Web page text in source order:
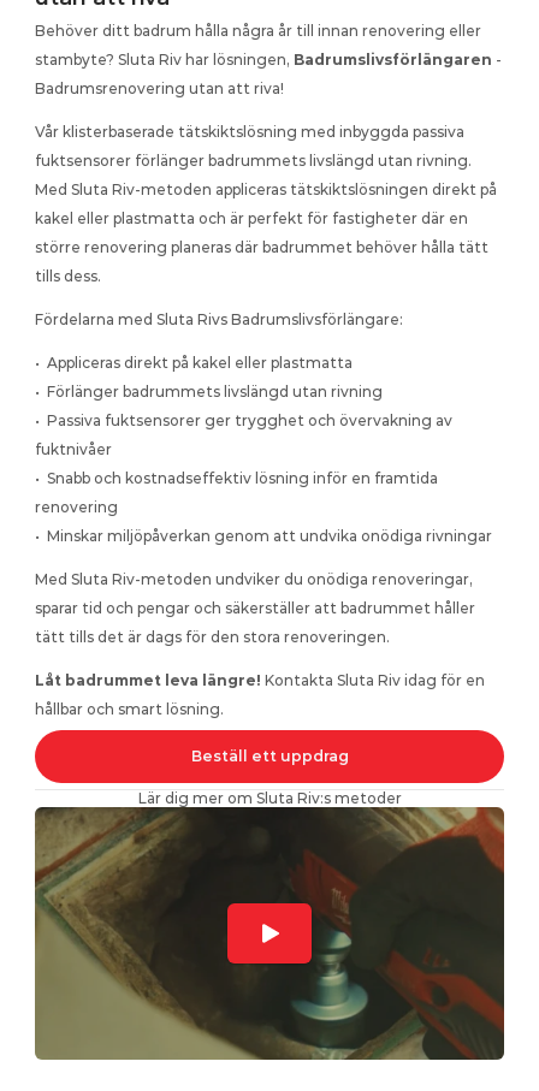
Vi identifierar fukt bakom kakel och reparerar lokalt
utan att riva hela ytan
Läckage i avloppsrör
Vi lokaliserar skadan i röret och reparerar läckaget utan
Dolt läckage i golv
Vi hittar dolda skador i golvet och reparerar utan att riva
upp hela ytan
Se på denna korta video som visar hur vi hittar och
reparerar skador utan att riva
Sluta Riv - Utbildning
Kika på denna korta video där vi utbildar inom VALF &
OPS för skola i Frankrike
Behöver ditt badrum hålla några år till innan renovering eller
stambyte? Sluta Riv har lösningen, Badrumslivsförlängaren -
Badrumsrenovering utan att riva!
Vår klisterbaserade tätskiktslösning med inbyggda passiva
fuktsensorer förlänger badrummets livslängd utan rivning.
Med Sluta Riv-metoden appliceras tätskiktslösningen direkt på
kakel eller plastmatta och är perfekt för fastigheter där en
större renovering planeras där badrummet behöver hålla tätt
tills dess.
Fördelarna med Sluta Rivs Badrumslivsförlängare:
•  Appliceras direkt på kakel eller plastmatta
•  Förlänger badrummets livslängd utan rivning
•  Passiva fuktsensorer ger trygghet och övervakning av
fuktnivåer
•  Snabb och kostnadseffektiv lösning inför en framtida
renovering
•  Minskar miljöpåverkan genom att undvika onödiga rivningar
Med Sluta Riv-metoden undviker du onödiga renoveringar,
sparar tid och pengar och säkerställer att badrummet håller
tätt tills det är dags för den stora renoveringen.
Låt badrummet leva längre! Kontakta Sluta Riv idag för en
hållbar och smart lösning.
Beställ ett uppdrag
Lär dig mer om Sluta Riv:s metoder